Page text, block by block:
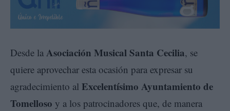
Desde la Asociación Musical Santa Cecilia, se
quiere aprovechar esta ocasión para expresar su
agradecimiento al Excelentísimo Ayuntamiento de
Tomelloso y a los patrocinadores que, de manera